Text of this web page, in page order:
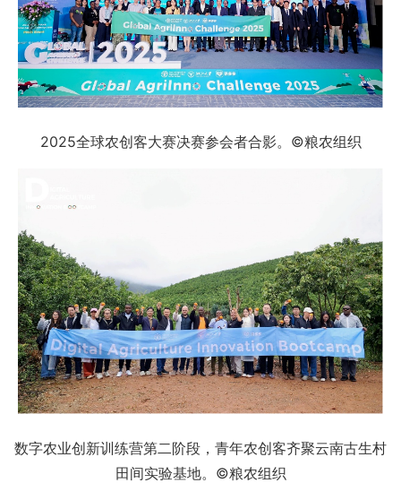
2025全球农创客大赛决赛参会者合影。©粮农组织
数字农业创新训练营第二阶段，青年农创客齐聚云南古生村
田间实验基地。©粮农组织